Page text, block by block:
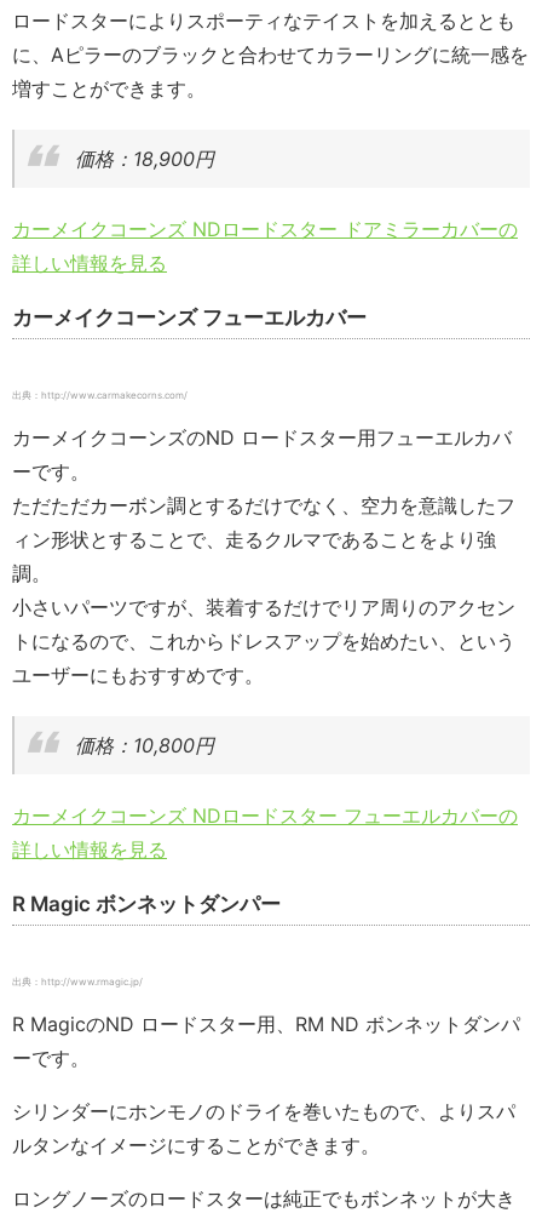
ロードスターによりスポーティなテイストを加えるととも
に、Aピラーのブラックと合わせてカラーリングに統一感を
増すことができます。
価格：18,900円
カーメイクコーンズ NDロードスター ドアミラーカバーの
詳しい情報を見る
カーメイクコーンズ フューエルカバー
出典：http://www.carmakecorns.com/
カーメイクコーンズのND ロードスター用フューエルカバ
ーです。
ただただカーボン調とするだけでなく、空力を意識したフ
ィン形状とすることで、走るクルマであることをより強
調。
小さいパーツですが、装着するだけでリア周りのアクセン
トになるので、これからドレスアップを始めたい、という
ユーザーにもおすすめです。
価格：10,800円
カーメイクコーンズ NDロードスター フューエルカバーの
詳しい情報を見る
R Magic ボンネットダンパー
出典：http://www.rmagic.jp/
R MagicのND ロードスター用、RM ND ボンネットダンパ
ーです。
シリンダーにホンモノのドライを巻いたもので、よりスパ
ルタンなイメージにすることができます。
ロングノーズのロードスターは純正でもボンネットが大き